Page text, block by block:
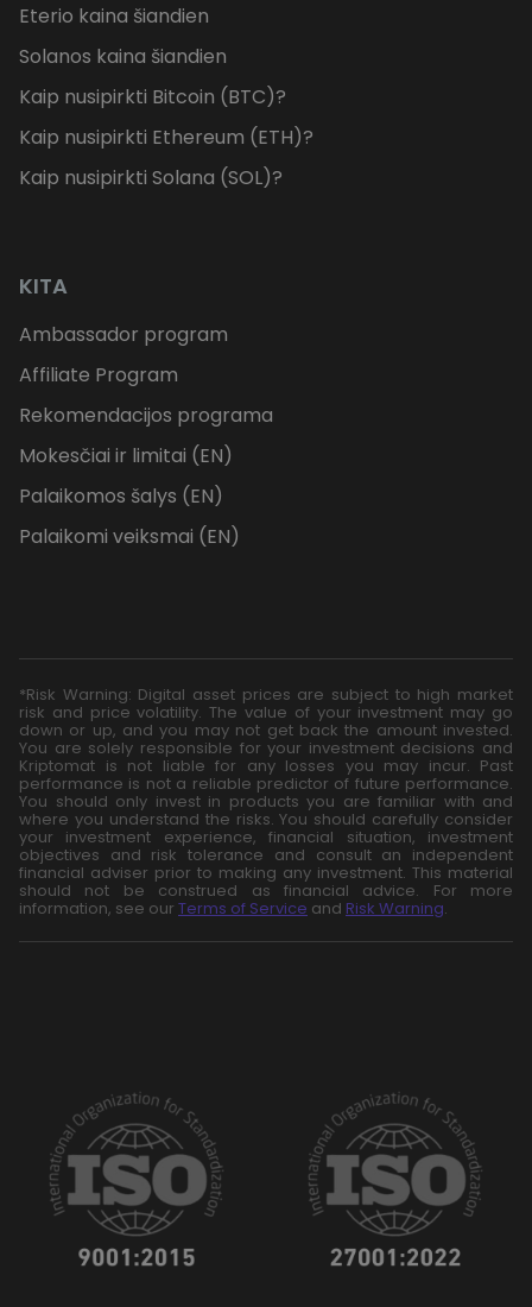
Eterio kaina šiandien
Solanos kaina šiandien
Kaip nusipirkti Bitcoin (BTC)?
Kaip nusipirkti Ethereum (ETH)?
Kaip nusipirkti Solana (SOL)?
KITA
Ambassador program
Affiliate Program
Rekomendacijos programa
Mokesčiai ir limitai (EN)
Palaikomos šalys (EN)
Palaikomi veiksmai (EN)
*Risk Warning: Digital asset prices are subject to high market
risk and price volatility. The value of your investment may go
down or up, and you may not get back the amount invested.
You are solely responsible for your investment decisions and
Kriptomat is not liable for any losses you may incur. Past
performance is not a reliable predictor of future performance.
You should only invest in products you are familiar with and
where you understand the risks. You should carefully consider
your investment experience, financial situation, investment
objectives and risk tolerance and consult an independent
financial adviser prior to making any investment. This material
should not be construed as financial advice. For more
information, see our Terms of Service and Risk Warning.